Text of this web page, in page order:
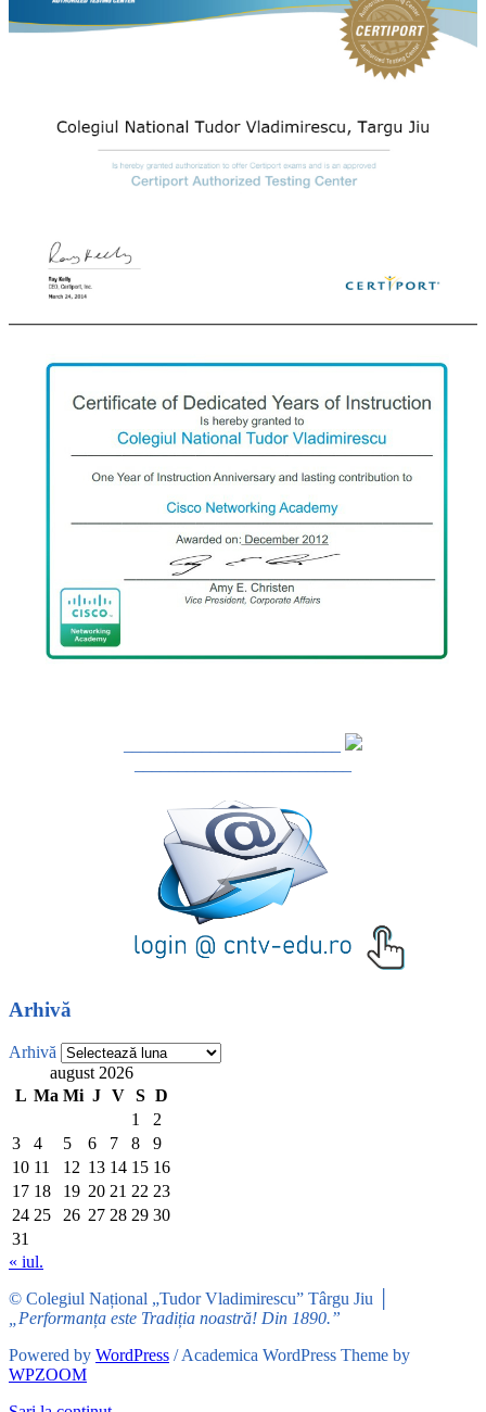
Arhivă
Arhivă
august 2026
L Ma Mi J V S D
1
2
3
4 5 6 7 8
9
10 11 12 13 14 15 16
17 18 19 20 21 22 23
24 25 26 27 28 29 30
31
« iul.
© Colegiul Național „Tudor Vladimirescu” Târgu Jiu │
„Performanța este Tradiția noastră! Din 1890.”
Powered by WordPress / Academica WordPress Theme by
WPZOOM